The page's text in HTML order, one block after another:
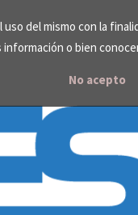
del mismo con la
o bien
No acepto